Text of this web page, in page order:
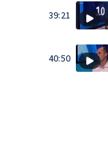
39:21
40:50